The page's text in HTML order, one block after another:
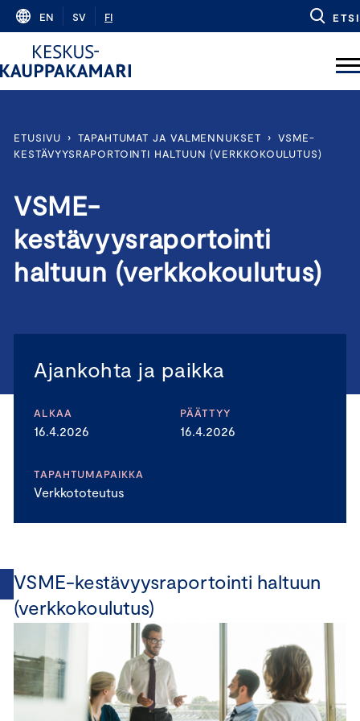
Skip
content
EN SV FI ETSI
ETUSIVU › TAPAHTUMAT JA VALMENNUKSET › VSME-
KESTÄVYYSRAPORTOINTI HALTUUN (VERKKOKOULUTUS)
VSME-
kestävyysraportointi
haltuun (verkkokoulutus)
Ajankohta ja paikka
ALKAA
16.4.2026
PÄÄTTYY
16.4.2026
TAPAHTUMAPAIKKA
Verkkototeutus
VSME-kestävyysraportointi haltuun
(verkkokoulutus)